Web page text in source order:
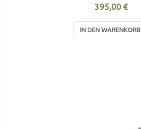
395,00 €
IN DEN WARENKORB